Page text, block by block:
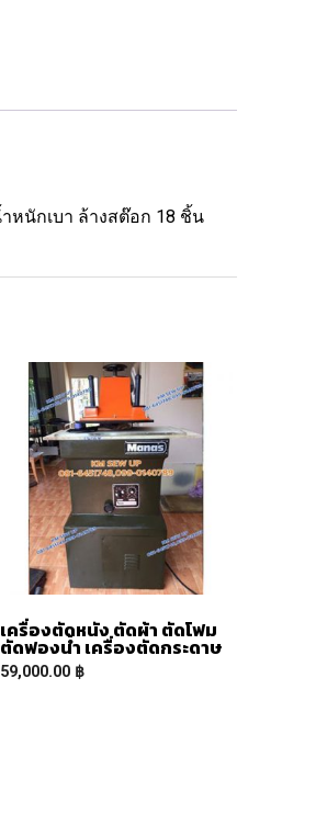
หนักเบา ล้างสต๊อก 18 ชิ้น
เครื่องตัดหนัง ตัดผ้า ตัดโฟม
ตัดฟองน้ำ เครื่องตัดกระดาษ
59,000.00 ฿